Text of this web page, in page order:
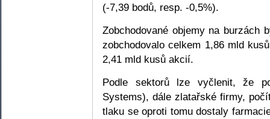
(-7,39 bodů, resp. -0,5%).
Zobchodované objemy na burzách
zobchodovalo celkem 1,86 mld
2,41 mld kusů akcií.
Podle sektorů lze vyčlenit, že
Systems), dále zlatařské firmy,
tlaku se oproti tomu dostaly